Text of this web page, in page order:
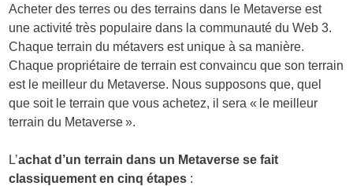
Acheter des terres ou des terrains dans le Metaverse est
une activité très populaire dans la communauté du Web 3.
Chaque terrain du métavers est unique à sa manière.
Chaque propriétaire de terrain est convaincu que son terrain
est le meilleur du Metaverse. Nous supposons que, quel
que soit le terrain que vous achetez, il sera « le meilleur
terrain du Metaverse ».
L’achat d’un terrain dans un Metaverse se fait
classiquement en cinq étapes :